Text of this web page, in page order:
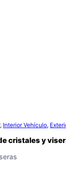
, Interior Vehículo,
cristales y